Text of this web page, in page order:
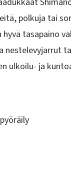
polkuja tai
tasapaino
ulkoilu- ja